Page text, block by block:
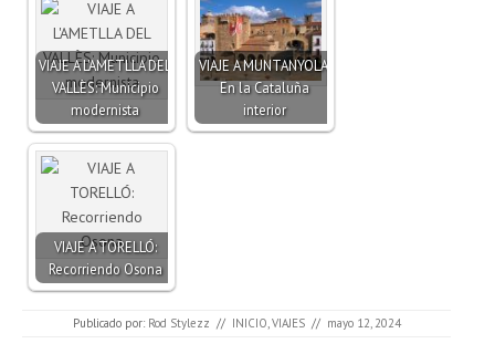
VIAJE A L'AMETLLA DEL
VALLÈS: Municipio
modernista
VIAJE A MUNTANYOLA:
En la Cataluña
interior
VIAJE A TORELLÓ:
Recorriendo Osona
Publicado por: Rod Stylezz // INICIO VIAJES // mayo 12, 2024